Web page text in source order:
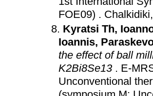
FOE09) .
Kyratsi Th,
Ioannis,
the effect of ball
K2Bi8Se13 . E-
Unconventional